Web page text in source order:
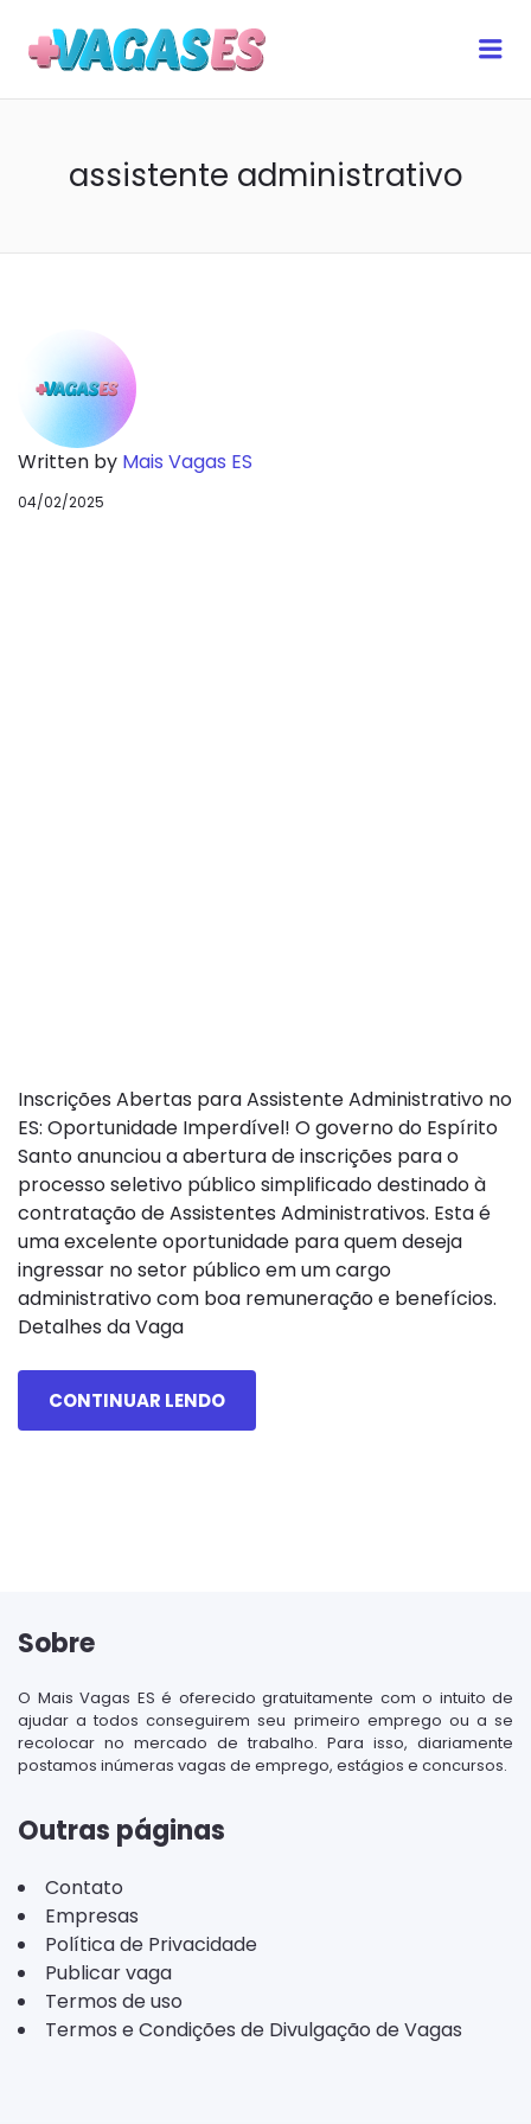
assistente administrativo
Written by Mais Vagas ES
04/02/2025
Inscrições Abertas para Assistente Administrativo no
ES: Oportunidade Imperdível! O governo do Espírito
Santo anunciou a abertura de inscrições para o
processo seletivo público simplificado destinado à
contratação de Assistentes Administrativos. Esta é
uma excelente oportunidade para quem deseja
ingressar no setor público em um cargo
administrativo com boa remuneração e benefícios.
Detalhes da Vaga
CONTINUAR LENDO
Sobre
O Mais Vagas ES é oferecido gratuitamente com o intuito de
ajudar a todos conseguirem seu primeiro emprego ou a se
recolocar no mercado de trabalho. Para isso, diariamente
postamos inúmeras vagas de emprego, estágios e concursos.
Outras páginas
Contato
Empresas
Política de Privacidade
Publicar vaga
Termos de uso
Termos e Condições de Divulgação de Vagas